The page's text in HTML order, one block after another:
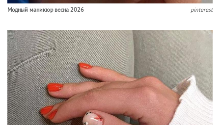
Модный маникюр весна 2026 pinterest